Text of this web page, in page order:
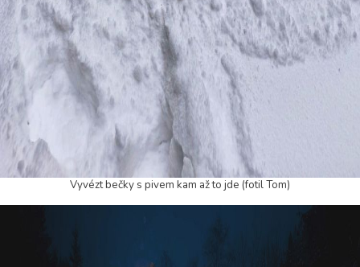
Vyvézt bečky s pivem kam až to jde (fotil Tom)